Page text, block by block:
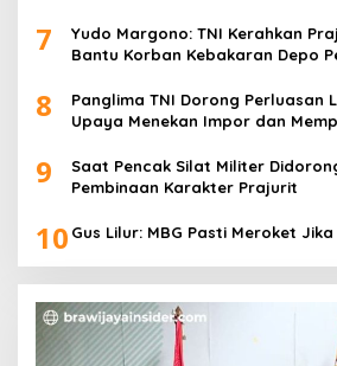
7
Yudo Margono: TNI Kerahkan
Bantu Korban Kebakaran Depo
8
Panglima TNI Dorong Perluasan
Upaya Menekan Impor dan
9
Saat Pencak Silat Militer
Pembinaan Karakter Prajurit
10 Gus Lilur: MBG Pasti Meroket